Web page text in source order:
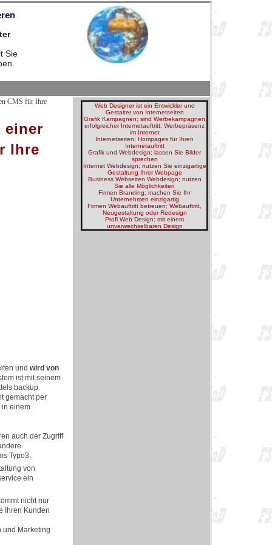
Sie
CMS für Ihre
einer
Ihre
und wird von
ist mit seinem
backup
gemacht per
in einem
auch der Zugriff
Typo3.
von
ein
nicht nur
Ihren Kunden
und Marketing
Web Designer ist ein Entwickler und
Gestalter von Internetseiten
Grafik Kampagnen; sind Werbekampagnen
erfolgreicher Internetauftritt; Werbepräsenz
im Internet
Internetseiten; Hompages für Ihren
Internetauftritt
Grafik und Webdesign; lassen Sie Bilder
sprechen
Internet Webdesign; nutzen Sie einzigartige
Gestaltung Ihrer Webpage
Business Webseiten Webdesign; nutzen
Sie alle Möglichkeiten
Firmen Branding; machen Sie Ihr
Unternehmen einzigartig
Firmen Webauftritt betreuen; Webauftritt,
Neugestaltung oder Redesign
Profi Web Design; mit einem
unverwechselbaren Design